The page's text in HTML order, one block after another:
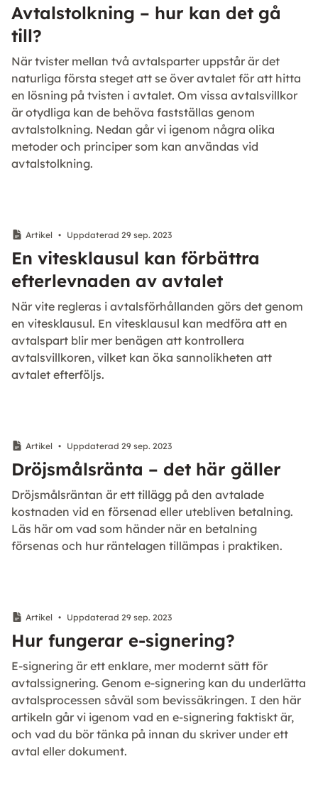
Avtalstolkning – hur kan det gå
till?
När tvister mellan två avtalsparter uppstår är det
naturliga första steget att se över avtalet för att hitta
en lösning på tvisten i avtalet. Om vissa avtalsvillkor
är otydliga kan de behöva fastställas genom
avtalstolkning. Nedan går vi igenom några olika
metoder och principer som kan användas vid
avtalstolkning.
Artikel • Uppdaterad 29 sep. 2023
En vitesklausul kan förbättra
efterlevnaden av avtalet
När vite regleras i avtalsförhållanden görs det genom
en vitesklausul. En vitesklausul kan medföra att en
avtalspart blir mer benägen att kontrollera
avtalsvillkoren, vilket kan öka sannolikheten att
avtalet efterföljs.
Artikel • Uppdaterad 29 sep. 2023
Dröjsmålsränta – det här gäller
Dröjsmålsräntan är ett tillägg på den avtalade
kostnaden vid en försenad eller utebliven betalning.
Läs här om vad som händer när en betalning
försenas och hur räntelagen tillämpas i praktiken.
Artikel • Uppdaterad 29 sep. 2023
Hur fungerar e-signering?
E-signering är ett enklare, mer modernt sätt för
avtalssignering. Genom e-signering kan du underlätta
avtalsprocessen såväl som bevissäkringen. I den här
artikeln går vi igenom vad en e-signering faktiskt är,
och vad du bör tänka på innan du skriver under ett
avtal eller dokument.